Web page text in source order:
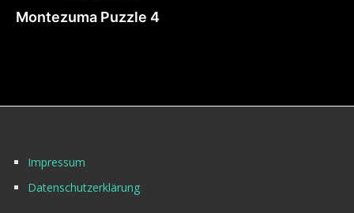
Montezuma Puzzle 4
Impressum
Datenschutzerklärung